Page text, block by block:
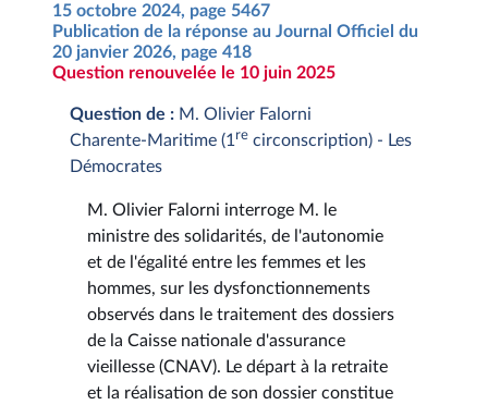
15 octobre 2024, page 5467
Publication de la réponse au Journal Officiel du
20 janvier 2026, page 418
Question renouvelée le 10 juin 2025
Question de : M. Olivier Falorni
Charente-Maritime (1 re circonscription) - Les
Démocrates
M. Olivier Falorni interroge M. le
ministre des solidarités, de l'autonomie
et de l'égalité entre les femmes et les
hommes, sur les dysfonctionnements
observés dans le traitement des dossiers
de la Caisse nationale d'assurance
vieillesse (CNAV). Le départ à la retraite
et la réalisation de son dossier constitue